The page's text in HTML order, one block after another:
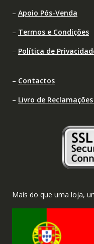
– Apoio Pós-Venda
– Termos e Condições
– Política de
– Contactos
– Livro de
Mais do que uma loja,